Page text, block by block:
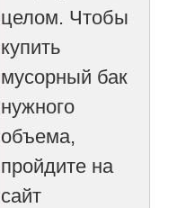
целом. Чтобы
купить
мусорный бак
нужного
объема,
пройдите на
сайт